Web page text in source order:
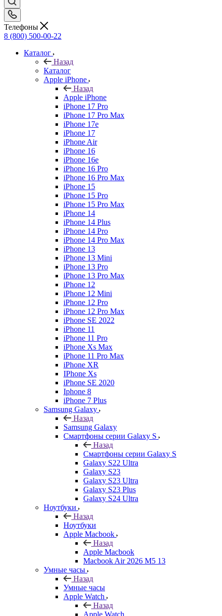
Телефоны
8 (800) 500-00-22
Каталог
Назад
Каталог
Apple iPhone
Назад
Apple iPhone
iPhone 17 Pro
iPhone 17 Pro Max
iPhone 17e
iPhone 17
iPhone Air
iPhone 16
iPhone 16e
iPhone 16 Pro
iPhone 16 Pro Max
iPhone 15
iPhone 15 Pro
iPhone 15 Pro Max
iPhone 14
iPhone 14 Plus
iPhone 14 Pro
iPhone 14 Pro Max
iPhone 13
iPhone 13 Mini
iPhone 13 Pro
iPhone 13 Pro Max
iPhone 12
iPhone 12 Mini
iPhone 12 Pro
iPhone 12 Pro Max
iPhone SE 2022
iPhone 11
iPhone 11 Pro
iPhone Xs Max
iPhone 11 Pro Max
iPhone XR
IPhone Xs
iPhone SE 2020
Iphone 8
iPhone 7 Plus
Samsung Galaxy
Назад
Samsung Galaxy
Смартфоны серии Galaxy S
Назад
Смартфоны серии Galaxy S
Galaxy S22 Ultra
Galaxy S23
Galaxy S23 Ultra
Galaxy S23 Plus
Galaxy S24 Ultra
Ноутбуки
Назад
Ноутбуки
Apple Macbook
Назад
Apple Macbook
Macbook Air 2026 M5 13
Умные часы
Назад
Умные часы
Apple Watch
Назад
Apple Watch